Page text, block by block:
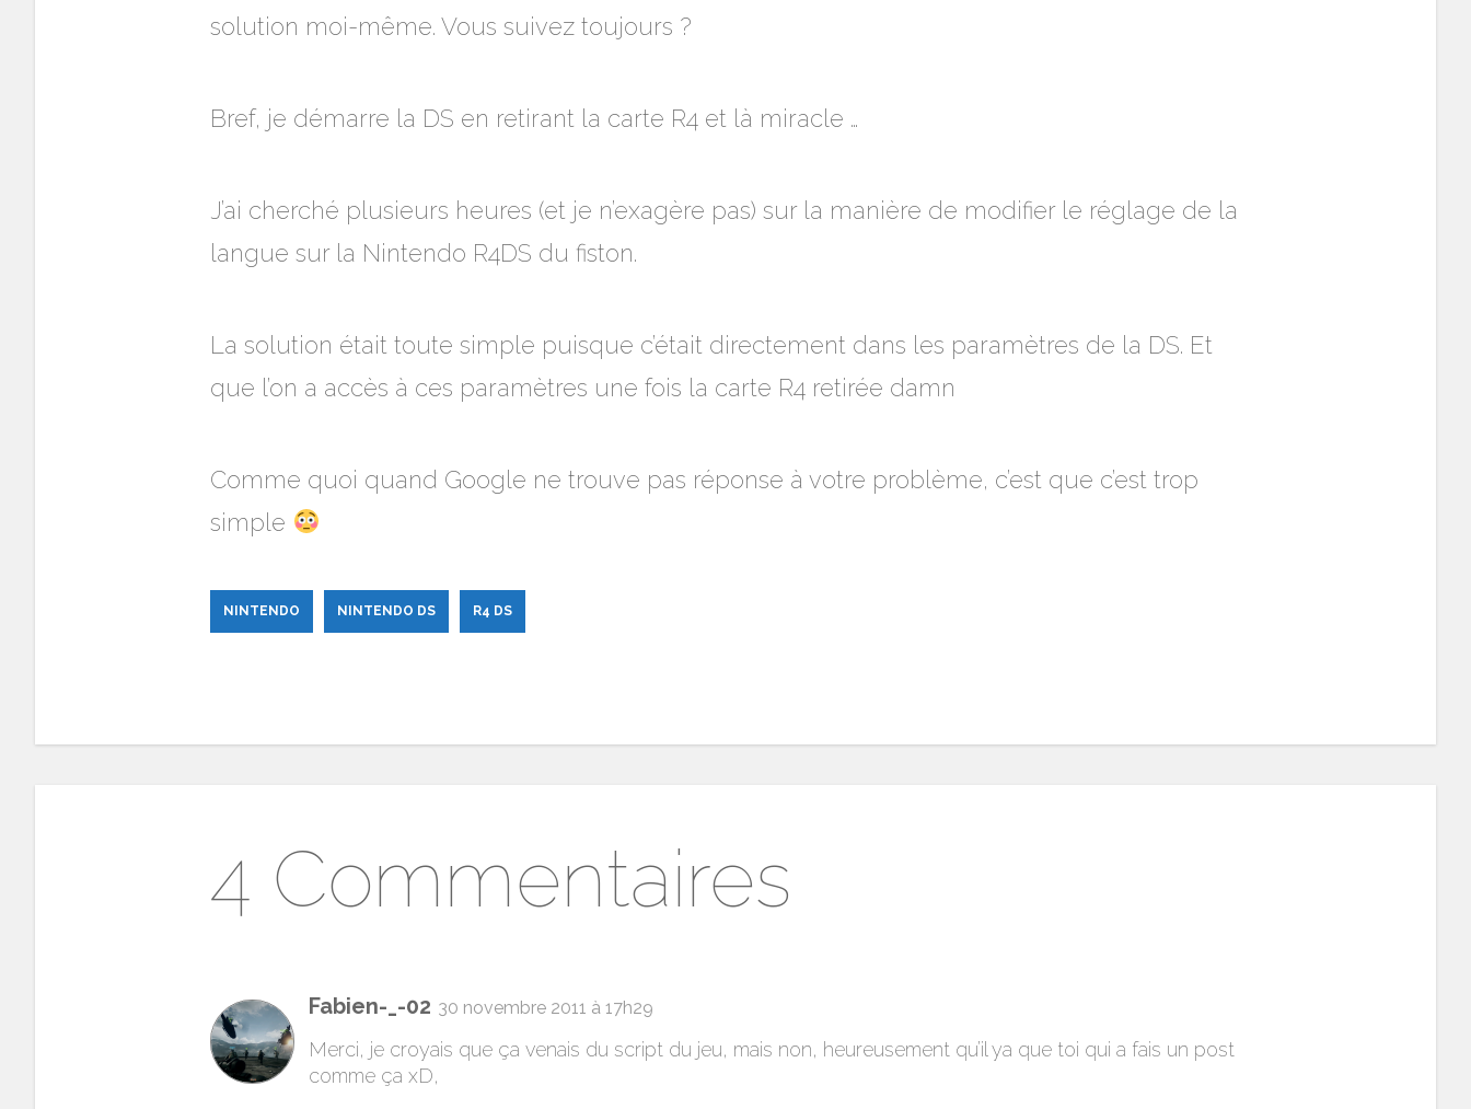
solution moi-même. Vous suivez toujours ?
Bref, je démarre la DS en retirant la carte R4 et là miracle …
J’ai cherché plusieurs heures (et je n’exagère pas) sur la manière de modifier le réglage de la
langue sur la Nintendo R4DS du fiston.
La solution était toute simple puisque c’était directement dans les paramètres de la DS. Et
que l’on a accès à ces paramètres une fois la carte R4 retirée damn
Comme quoi quand Google ne trouve pas réponse à votre problème, c’est que c’est trop
simple
NINTENDO NINTENDO DS R4 DS
4 Commentaires
Fabien-_-02 30 novembre 2011 à 17h29
Merci, je croyais que ça venais du script du jeu, mais non, heureusement qu’il ya que toi qui a fais un post
comme ça xD,